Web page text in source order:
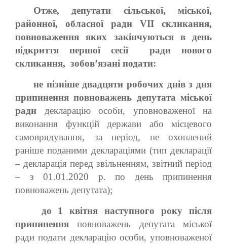
Отже, депутати сільської, міської,
районної, обласної ради VІІ скликання,
повноваження яких закінчуються в день
відкриття першої сесії ради нового
скликання, зобов’язані подати:
не пізніше двадцяти робочих днів з дня
припинення повноважень депутата міської
ради декларацію особи, уповноваженої на
виконання функцій держави або місцевого
самоврядування, за період, не охоплений
раніше поданими деклараціями (тип декларації
– декларація перед звільненням, звітний період
– з 01.01.2020 р. по день припинення
повноважень депутата);
до 1 квітня наступного року після
припинення повноважень депутата міської
ради подати декларацію особи, уповноваженої